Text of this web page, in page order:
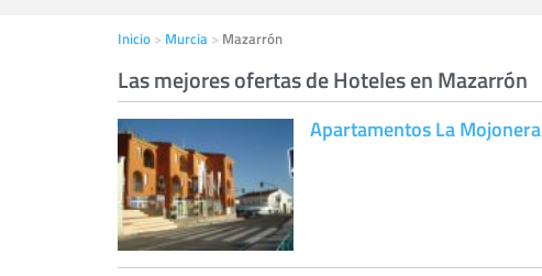
Inicio Murcia Mazarrón
Las mejores ofertas de Hoteles en Mazarrón
Apartamentos La Mojonera